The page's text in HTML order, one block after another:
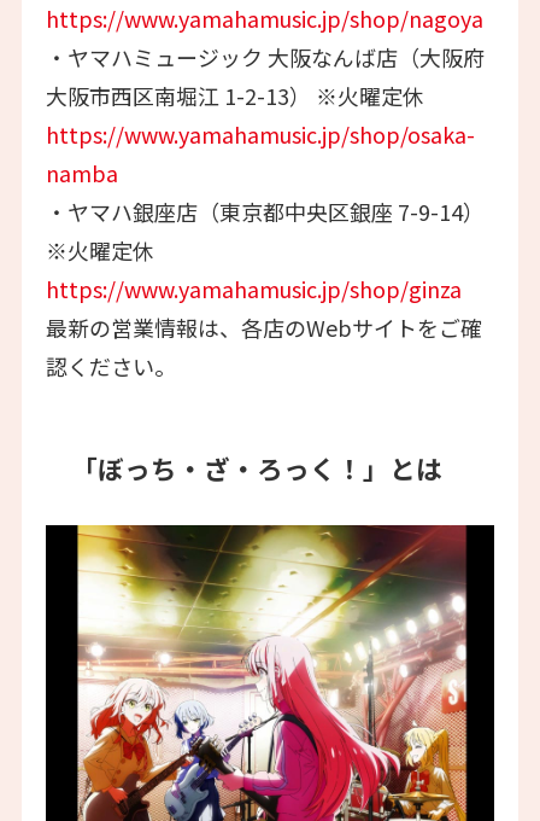
https://www.yamahamusic.jp/shop/nagoya
・ヤマハミュージック 大阪なんば店（大阪府
大阪市西区南堀江 1-2-13） ※火曜定休
https://www.yamahamusic.jp/shop/osaka-
namba
・ヤマハ銀座店（東京都中央区銀座 7-9-14）
※火曜定休
https://www.yamahamusic.jp/shop/ginza
最新の営業情報は、各店のWebサイトをご確
認ください。
「ぼっち・ざ・ろっく！」とは